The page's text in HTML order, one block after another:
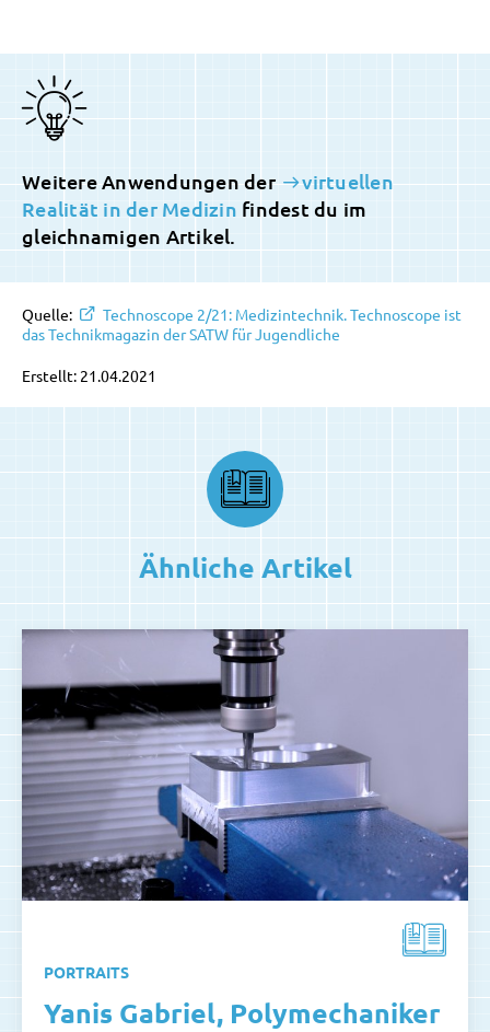
Weitere Anwendungen der
virtuellen
Realität in der Medizin findest du im
gleichnamigen Artikel.
Quelle:
Technoscope 2/21: Medizintechnik. Technoscope ist
das Technikmagazin der SATW für Jugendliche
Erstellt: 21.04.2021
Ähnliche Artikel
PORTRAITS
Yanis Gabriel, Polymechaniker